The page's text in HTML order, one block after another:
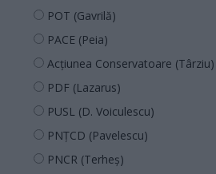
POT (Gavrilă)
PACE (Peia)
Acțiunea Conservatoare (Târziu)
PDF (Lazarus)
PUSL (D. Voiculescu)
PNȚCD (Pavelescu)
PNCR (Terheș)